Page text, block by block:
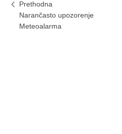
Prethodna
Narančasto upozorenje
Meteoalarma